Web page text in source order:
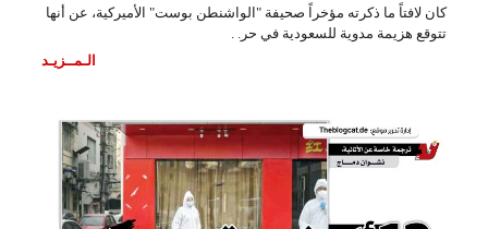
كان لافتاً ما ذكرته مؤخراً صحيفة "الواشنطن بوست" الأميركية، عن أنها
تتوقع هزيمة مدوية للسعودية في حر. .
الـمــزيـد